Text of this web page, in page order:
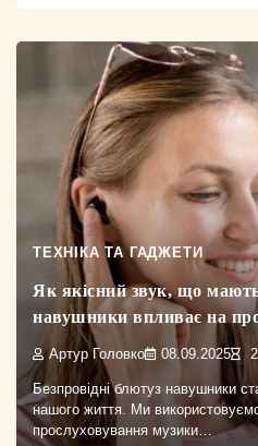
ТЕХНІКА ТА ГАДЖЕТИ
Як якісний звук, що мають
навушники впливає на
Артур Головко 08.09.2025
Безпровідні блютуз навушники
нашого життя. Ми
прослуховування музики…